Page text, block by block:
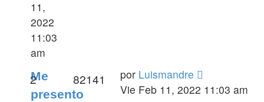
11,
2022
11:03
am
Me
presento
2 82141 por Luismandre
Vie Feb 11, 2022 11:03 am